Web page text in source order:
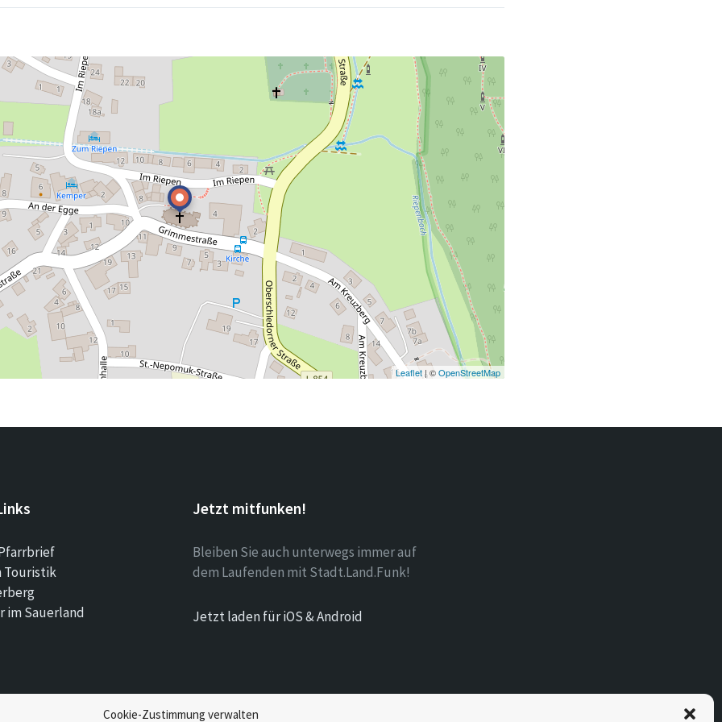
Cookie-Zustimmung verwalten
Leaflet| ©OpenStreetMap
Touristik
im Sauerland
Jetzt mitfunken!
Bleiben Sie auch unterwegs immer auf
dem Laufenden mit Stadt.Land.Funk!
Jetzt laden für iOS & Android